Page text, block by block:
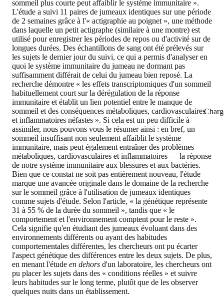
sommeil plus courte peut affaiblir le système immunitaire ».
L'étude a suivi 11 paires de jumeaux identiques sur une période
de 2 semaines grâce à l'« actigraphie au poignet », une méthode
dans laquelle un petit actigraphe (similaire à une montre) est
utilisé pour enregistrer les périodes de repos ou d'activité sur de
longues durées. Des échantillons de sang ont été prélevés sur
les sujets le dernier jour du suivi, ce qui a permis d'analyser en
quoi le système immunitaire du jumeau ne dormant pas
suffisamment différait de celui du jumeau bien reposé. La
recherche démontre « les effets transcriptomiques d'un sommeil
habituellement court sur la dérégulation de la réponse
immunitaire et établit un lien potentiel entre le manque de
sommeil et des conséquences métaboliques, cardiovasculaires
et inflammatoires néfastes ». Si cela est un peu difficile à
assimiler, nous pouvons vous le résumer ainsi : en bref, un
sommeil insuffisant non seulement affaiblit le système
immunitaire, mais peut également entraîner des problèmes
métaboliques, cardiovasculaires et inflammatoires — la réponse
de notre système immunitaire aux blessures et aux bactéries.
Bien que ce constat ne soit pas entièrement nouveau, l'étude
marque une avancée originale dans le domaine de la recherche
sur le sommeil grâce à l'utilisation de jumeaux identiques
comme sujets d'étude. Selon l'article, « la génétique représente
31 à 55 % de la durée du sommeil », tandis que « le
comportement et l'environnement comptent pour le reste ».
Cela signifie qu'en étudiant des jumeaux évoluant dans des
environnements différents ou ayant des habitudes
comportementales différentes, les chercheurs ont pu écarter
l'aspect génétique des différences entre les deux sujets. De plus,
en menant l'étude en dehors d'un laboratoire, les chercheurs ont
pu placer les sujets dans des « conditions réelles » et suivre
leurs habitudes sur le long terme, plutôt que de les observer
quelques nuits dans un établissement.